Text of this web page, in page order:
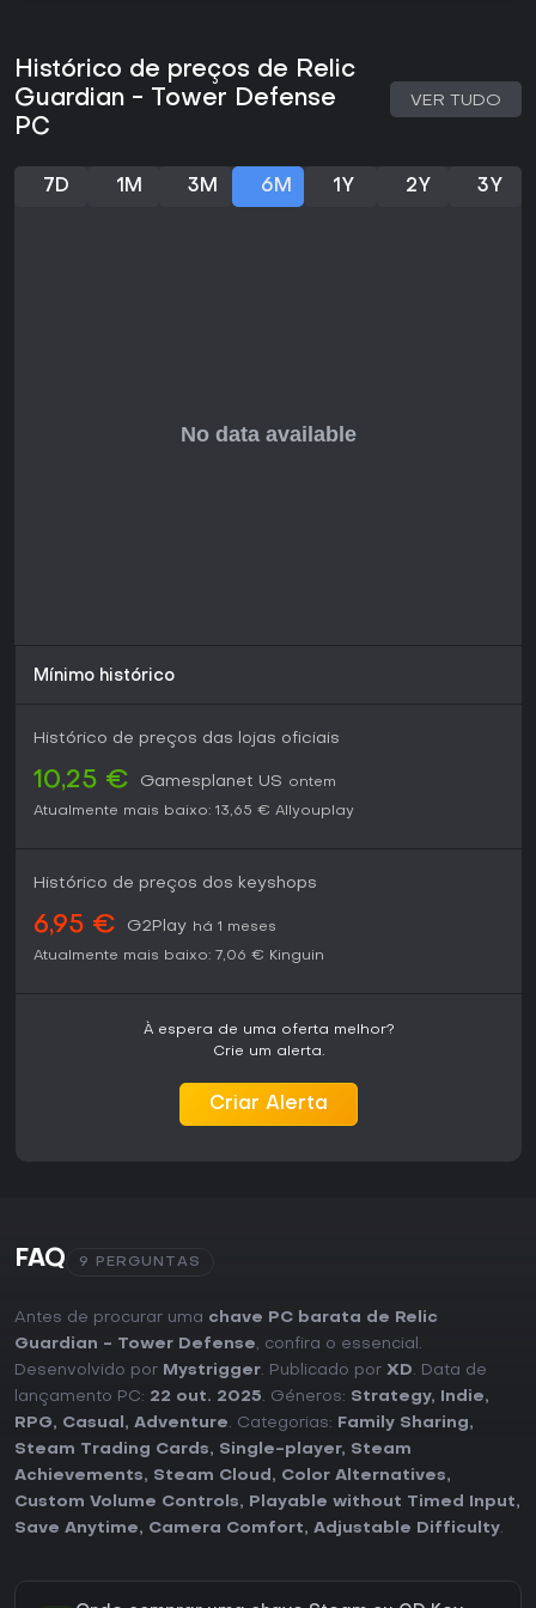
Para entusiastas de estratégia que curtem tower defense
com profundidade de RPG, Relic Guardian traz uma visão
fresca do gênero graças às torres móveis e dinâmicas de
elogios por suas mecânicas inteligentes e estilo de pixel art,
frequentemente comparado a clássicos como Kingdom
Histórico de preços de Relic
Guardian - Tower Defense
PC
VER TUDO
7D 1M 3M 6M 1Y 2Y 3Y
Mínimo histórico
Histórico de preços das lojas oficiais
10,25 € Gamesplanet US ontem
Atualmente mais baixo: 13,65 € Allyouplay
Histórico de preços dos keyshops
6,95 € G2Play há 1 meses
Atualmente mais baixo: 7,06 € Kinguin
À espera de uma oferta melhor?
Crie um alerta.
Criar Alerta
FAQ 9 PERGUNTAS
Antes de procurar uma chave PC barata de Relic
Guardian - Tower Defense, confira o essencial.
Desenvolvido por Mystrigger. Publicado por XD. Data de
lançamento PC: 22 out. 2025. Géneros: Strategy, Indie,
RPG, Casual , Adventure. Categorias: Family Sharing,
Steam Trading Cards, Single-player, Steam
Achievements, Steam Cloud , Color Alternatives,
Custom Volume Controls, Playable without Timed Input,
Save Anytime, Camera Comfort, Adjustable Difficulty.